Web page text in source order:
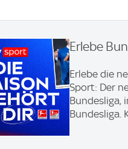
Erlebe
Erlebe die
Sport: Der
Bundesliga,
Bundesliga.